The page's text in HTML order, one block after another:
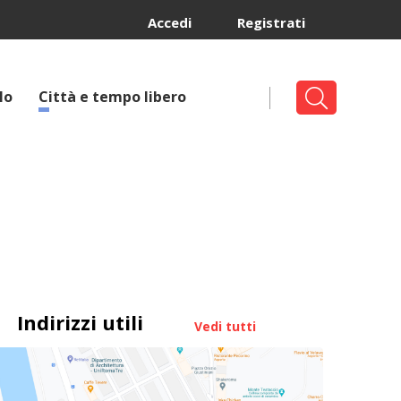
Registrati
Accedi
Città e tempo libero
Indirizzi utili Vedi tutti